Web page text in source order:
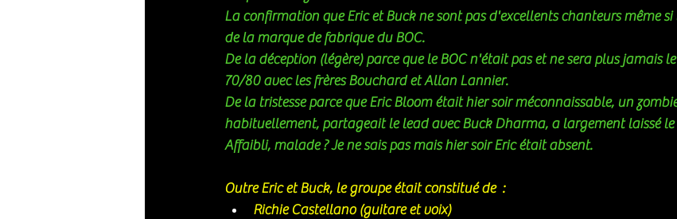
La confirmation que Eric et Buck ne sont pas d'excellents chanteurs même
de la marque de fabrique du BOC.
De la déception (légère) parce que le BOC n'était pas et ne sera plus jamais
70/80 avec les frères Bouchard et Allan Lannier.
De la tristesse parce que Eric Bloom était hier soir méconnaissable, un
habituellement, partageait le lead avec Buck Dharma, a largement laissé
Affaibli, malade ? Je ne sais pas mais hier soir Eric était absent.
Outre Eric et Buck, le groupe était constitué de  :
Richie Castellano (guitare et voix)